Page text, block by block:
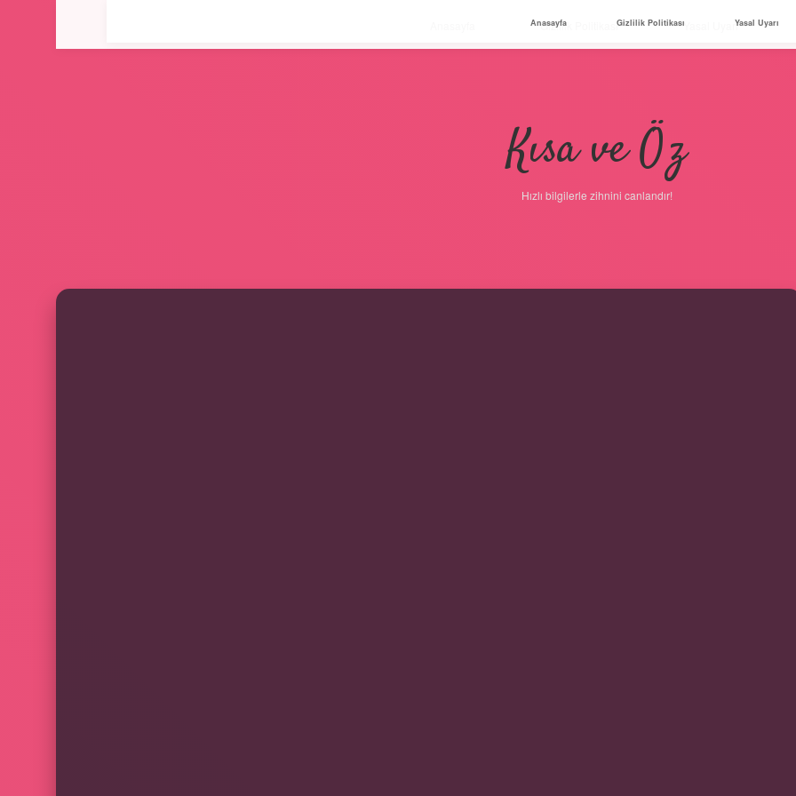
Gizlilik Politikası Yasal Uyarı
Kısa ve Öz
Hızlı bilgilerle zihnini canlandır!
Anasayfa Gizlilik Politikası Yasal Uyarı